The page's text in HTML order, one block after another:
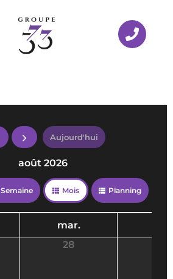
Aujourd'hui
août 2026
Semaine Mois Planning
mar.
28